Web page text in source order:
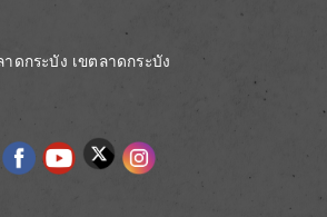
ดกระบัง เขตลาดกระบัง
ImageImageImageImage